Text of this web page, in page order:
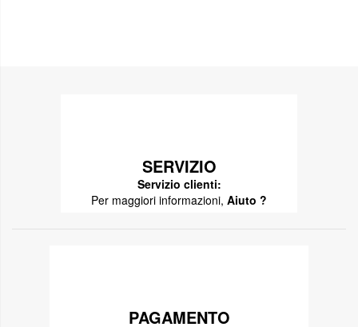
SERVIZIO
Servizio clienti:
Per maggiori informazioni, Aiuto ?
PAGAMENTO